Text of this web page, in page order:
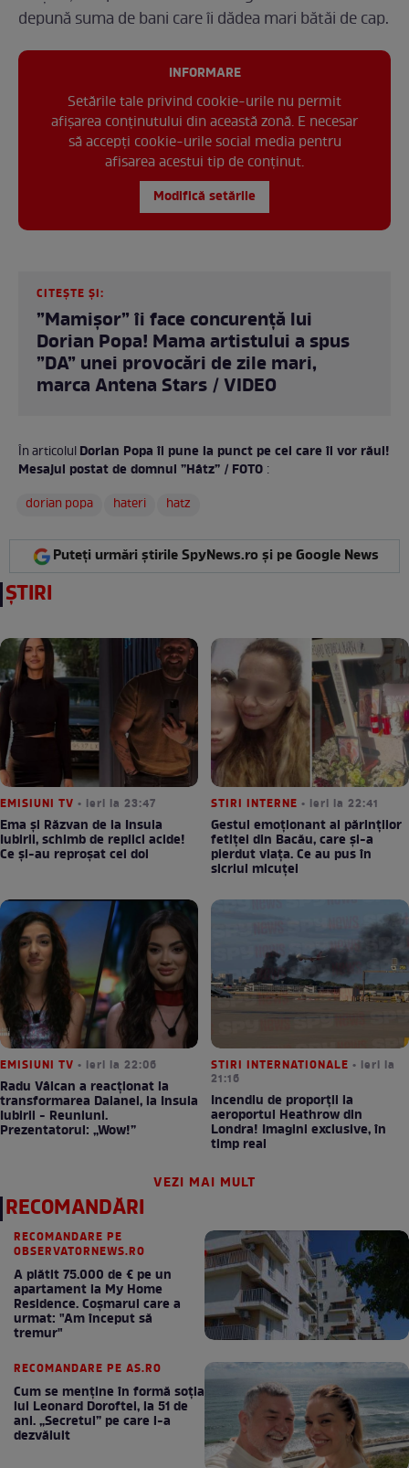
depună suma de bani care îi dădea mari bătăi de cap.
INFORMARE
Setările tale privind cookie-urile nu permit
afișarea conținutului din această zonă. E necesar
să accepți cookie-urile social media pentru
afisarea acestui tip de conținut.
Modifică setările
CITEȘTE ȘI:
”Mamișor” îi face concurență lui
Dorian Popa! Mama artistului a spus
”DA” unei provocări de zile mari,
marca Antena Stars / VIDEO
În articolulDorian Popa îi pune la punct pe cei care îi vor răul!
Mesajul postat de domnul ”Hâtz” / FOTO :
dorian popa
hateri hatz
Puteți urmări știrile SpyNews.ro și pe Google News
ȘTIRI
EMISIUNI TV • ieri la 23:47
Ema și Răzvan de la Insula
Iubirii, schimb de replici acide!
Ce și-au reproșat cei doi
STIRI INTERNE • ieri la 22:41
Gestul emoționant al părinților
fetiței din Bacău, care și-a
pierdut viața. Ce au pus în
sicriul micuței
EMISIUNI TV • ieri la 22:06
Radu Vâlcan a reacționat la
transformarea Daianei, la Insula
Iubirii - Reuniuni.
Prezentatorul: „Wow!”
STIRI INTERNATIONALE • ieri la
21:16
Incendiu de proporții la
aeroportul Heathrow din
Londra! Imagini exclusive, în
timp real
VEZI MAI MULT
RECOMANDĂRI
RECOMANDARE PE
OBSERVATORNEWS.RO
A plătit 75.000 de € pe un
apartament la My Home
Residence. Coşmarul care a
urmat: "Am început să
tremur"
RECOMANDARE PE AS.RO
Cum se menţine în formă soţia
lui Leonard Doroftei, la 51 de
ani. „Secretul” pe care l-a
dezvăluit